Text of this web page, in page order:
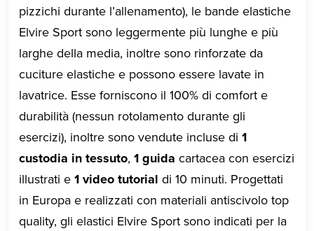
pizzichi durante l’allenamento), le bande elastiche
Elvire Sport sono leggermente più lunghe e più
larghe della media, inoltre sono rinforzate da
cuciture elastiche e possono essere lavate in
lavatrice. Esse forniscono il 100% di comfort e
durabilità (nessun rotolamento durante gli
esercizi), inoltre sono vendute incluse di 1
custodia in tessuto, 1 guida cartacea con esercizi
illustrati e 1 video tutorial di 10 minuti. Progettati
in Europa e realizzati con materiali antiscivolo top
quality, gli elastici Elvire Sport sono indicati per la